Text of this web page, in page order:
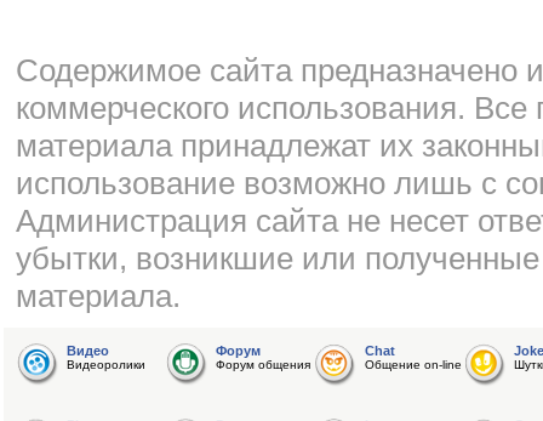
Cодержимое сайта предназначено
коммерческого использования.
материала принадлежат их
использование возможно лишь с
Администрация сайта не несет
убытки, возникшие или
материала.
Видео
Видеоролики
Форум
Форум общения
Chat
Общение on-line
Joke